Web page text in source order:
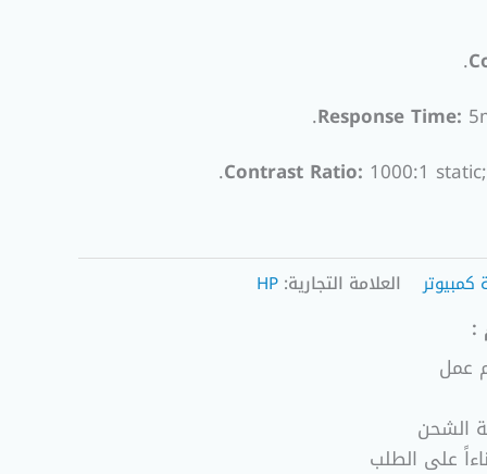
Response Time:
Contrast Ratio: 1000:1
العلامة التجارية: HP
:
الشحن
على الطلب